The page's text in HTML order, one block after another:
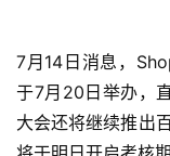
7月14日消息，
于7月20日举办，
大会还将继续推出